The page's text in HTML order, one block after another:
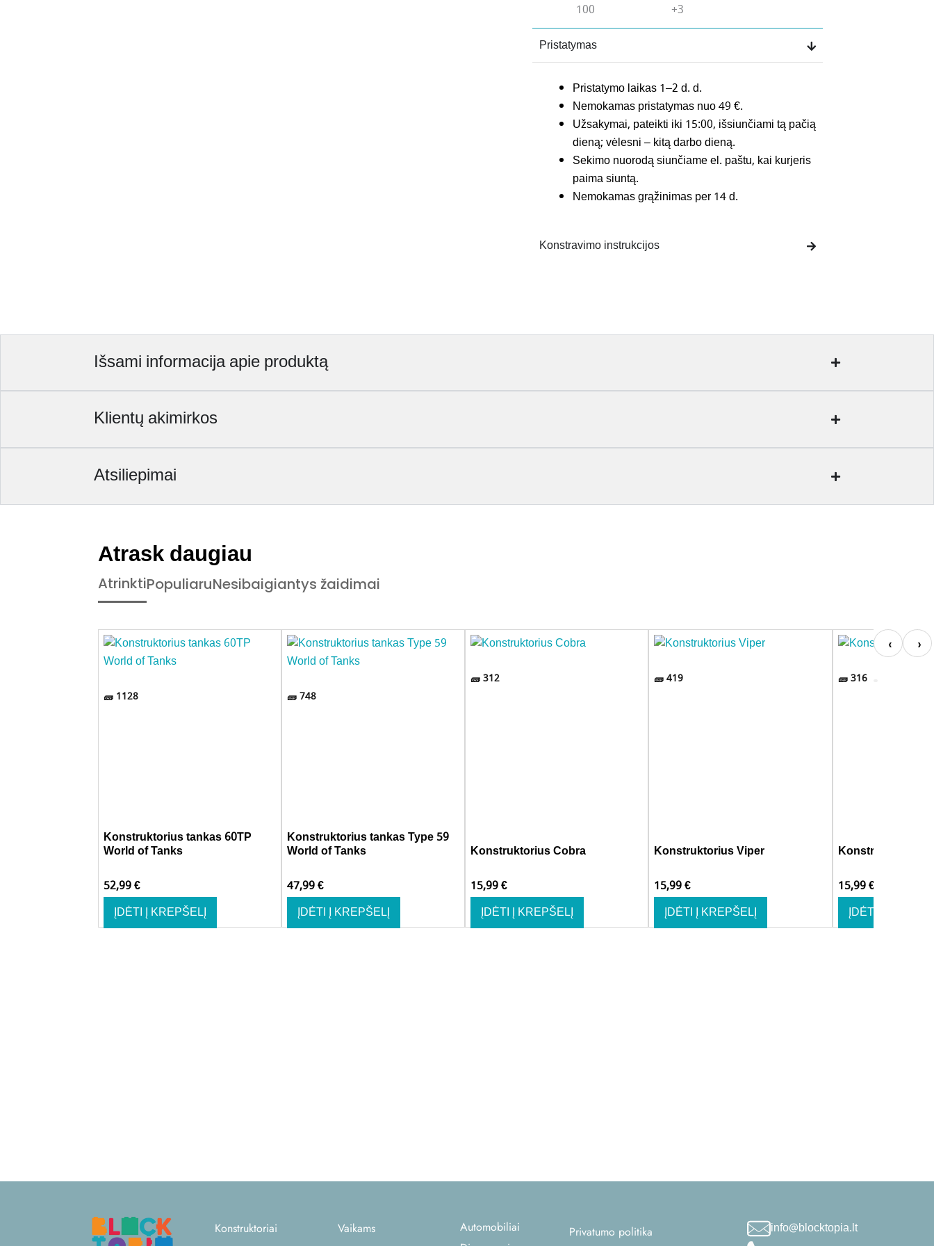
100
+3
Pristatymas
Pristatymo laikas 1–2 d. d.
Nemokamas pristatymas nuo 49 €.
Užsakymai, pateikti iki 15:00, išsiunčiami tą pačią
dieną; vėlesni – kitą darbo dieną.
Sekimo nuorodą siunčiame el. paštu, kai kurjeris
paima siuntą.
Nemokamas grąžinimas per 14 d.
Konstravimo instrukcijos
Išsami informacija apie produktą
Klientų akimirkos
Atsiliepimai
Atrask daugiau
AtrinktiPopuliaruNesibaigiantys žaidimai
1128
Konstruktorius tankas 60TP
World of Tanks
52,99€
ĮDĖTI Į KREPŠELĮ
748
Konstruktorius tankas Type 59
World of Tanks
47,99€
ĮDĖTI Į KREPŠELĮ
312
Konstruktorius Cobra
15,99€
ĮDĖTI Į KREPŠELĮ
419
Konstruktorius Viper
15,99€
ĮDĖTI Į KREPŠELĮ
316
Konstruktorius
15,99€
ĮDĖTI Į
Konstruktoriai
Vaikams
Automobiliai
Privatumo politika
info@blocktopia.lt